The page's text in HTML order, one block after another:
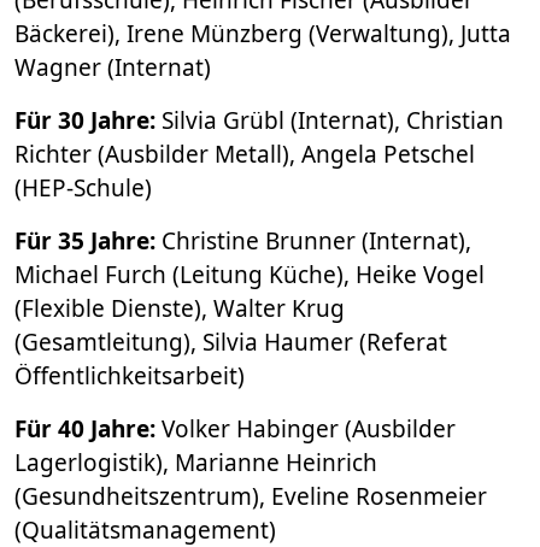
Bäckerei), Irene Münzberg (Verwaltung), Jutta
Wagner (Internat)
Für 30 Jahre: Silvia Grübl (Internat), Christian
Richter (Ausbilder Metall), Angela Petschel
(HEP-Schule)
Für 35 Jahre: Christine Brunner (Internat),
Michael Furch (Leitung Küche), Heike Vogel
(Flexible Dienste), Walter Krug
(Gesamtleitung), Silvia Haumer (Referat
Öffentlichkeitsarbeit)
Für 40 Jahre:Volker Habinger (Ausbilder
Lagerlogistik), Marianne Heinrich
(Gesundheitszentrum), Eveline Rosenmeier
(Qualitätsmanagement)